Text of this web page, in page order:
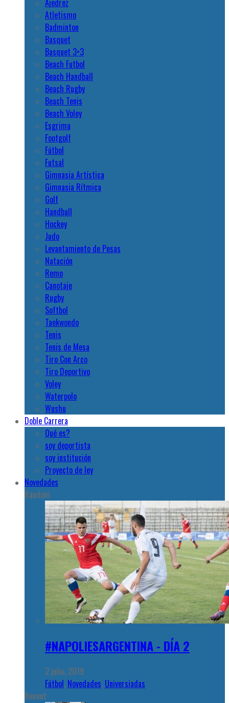
Ajedrez
Atletismo
Badminton
Basquet
Basquet 3×3
Beach Futbol
Beach Handball
Beach Rugby
Beach Tenis
Beach Voley
Esgrima
Footgolf
Fútbol
Futsal
Gimnasia Artística
Gimnasia Rítmica
Golf
Handball
Hockey
Judo
Levantamiento de Pesas
Natación
Remo
Canotaje
Rugby
Softbol
Taekwondo
Tenis
Tenis de Mesa
Tiro Con Arco
Tiro Deportivo
Voley
Waterpolo
Wushu
Doble Carrera
Qué es?
soy deportista
soy institución
Proyecto de ley
Novedades
Random
#NAPOLIESARGENTINA - DÍA 2
2 julio, 2019
Fútbol, Novedades, Universiadas
Recent